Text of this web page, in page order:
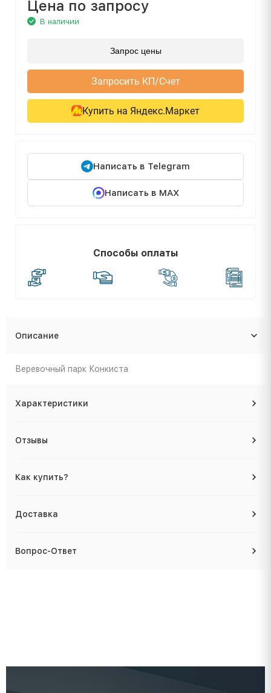
Цена по запросу
В наличии
Запрос цены
Запросить КП/Счет
Купить на Яндекс.Маркет
Написать в Telegram
Написать в MAX
Способы оплаты
Описание
Веревочный парк Конкиста
Характеристики
Отзывы
Как купить?
Доставка
Вопрос-Ответ